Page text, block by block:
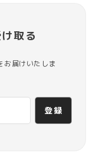
取る
お届けいたしま
登録